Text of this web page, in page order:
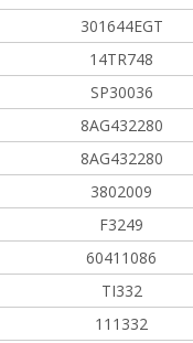
301644EGT
14TR748
SP30036
8AG432280
8AG432280
3802009
F3249
60411086
TI332
111332